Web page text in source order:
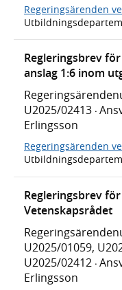
Regeringsärenden
Regleringsbrev
anslag 1:6 inom
U2025/02413 ·
Erlingsson
Regeringsärenden
Regleringsbrev
Vetenskapsrådet
U2025/01059,
U2025/02412 ·
Erlingsson